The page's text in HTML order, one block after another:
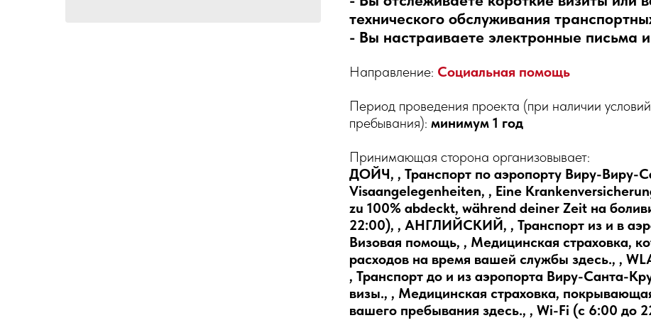
технического обслуживания
- Вы настраиваете электронные письма
Направление: Социальная помощь
Период проведения проекта (при наличии
пребывания): минимум 1 год
Принимающая сторона организовывает:
ДОЙЧ, , Транспорт по аэропорту Виру-Виру-
Visaangelegenheiten, , Eine
zu 100% abdeckt, während deiner Zeit на
22:00), , АНГЛИЙСКИЙ, , Транспорт из и в
Визовая помощь, , Медицинская страховка,
расходов на время вашей службы здесь., ,
, Транспорт до и из аэропорта Виру-Санта-
визы., , Медицинская страховка,
вашего пребывания здесь., , Wi-Fi (с 6:00 до